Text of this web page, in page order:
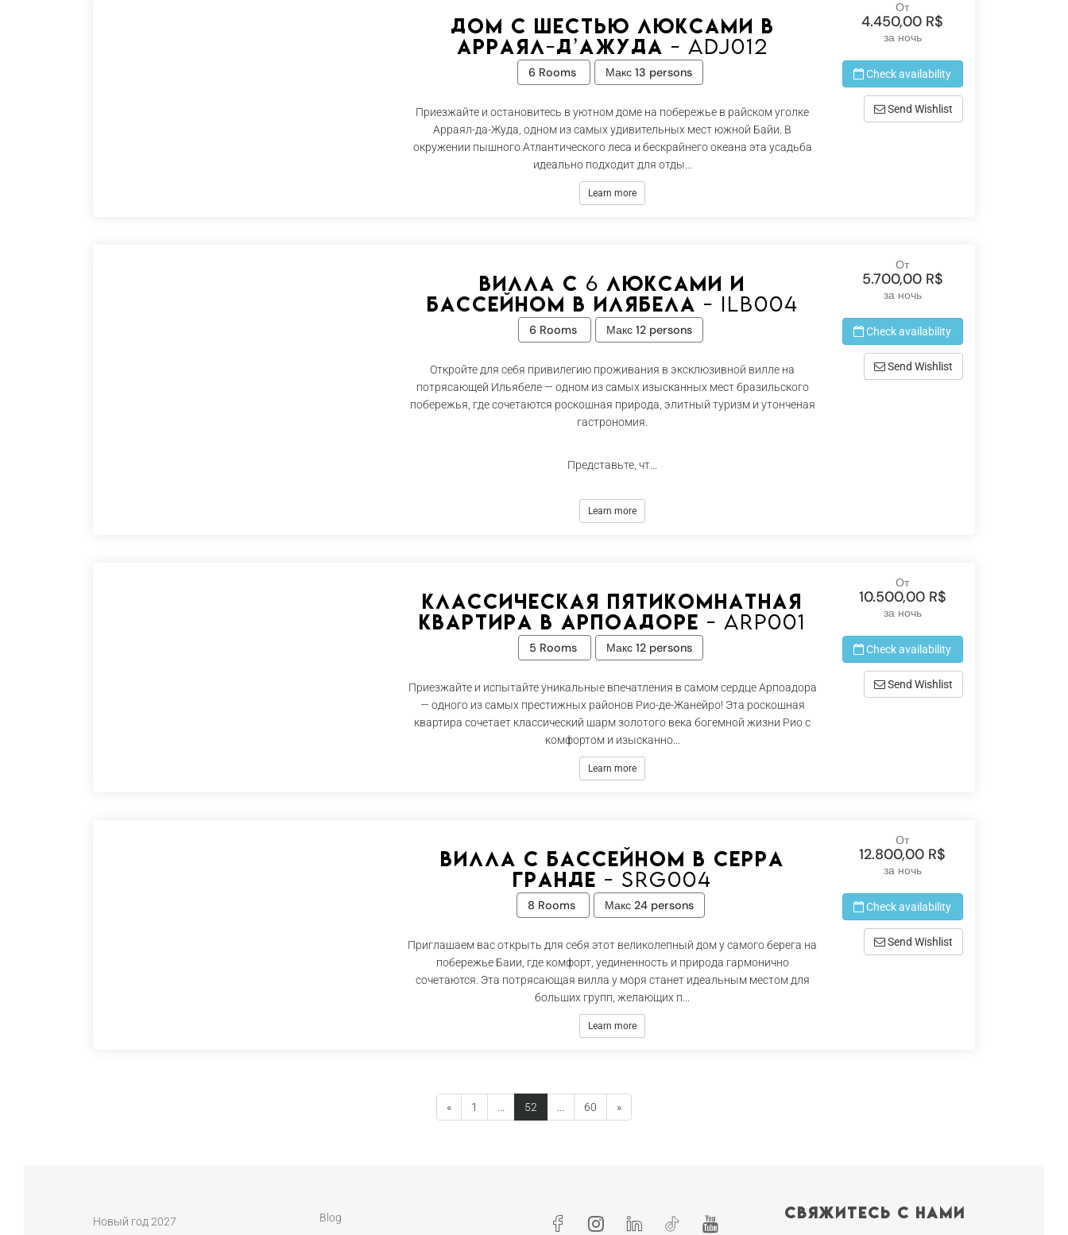
Дом с шестью люксами в
Арраял-д’Ажуда - Adj012
6 Rooms Макс 13 persons
Приезжайте и остановитесь в уютном доме на побережье в райском уголке
Арраял-да-Жуда, одном из самых удивительных мест южной Байи. В
окружении пышного Атлантического леса и бескрайнего океана эта усадьба
идеально подходит для отды...
Learn more
От
4.450,00 R$
за ночь
Check availability
Send Wishlist
Вилла с 6 люксами и
бассейном в Илябела - Ilb004
6 Rooms Макс 12 persons
Откройте для себя привилегию проживания в эксклюзивной вилле на
потрясающей Ильябеле — одном из самых изысканных мест бразильского
побережья, где сочетаются роскошная природа, элитный туризм и утонченая
гастрономия.
Представьте, чт...
Learn more
От
5.700,00 R$
за ночь
Check availability
Send Wishlist
Классическая пятикомнатная
квартира в Арпоадоре - Arp001
5 Rooms Макс 12 persons
Приезжайте и испытайте уникальные впечатления в самом сердце Арпоадора
— одного из самых престижных районов Рио-де-Жанейро! Эта роскошная
квартира сочетает классический шарм золотого века богемной жизни Рио с
комфортом и изысканно...
Learn more
От
10.500,00 R$
за ночь
Check availability
Send Wishlist
Вилла с бассейном в Серра
Гранде - Srg004
8 Rooms Макс 24 persons
Приглашаем вас открыть для себя этот великолепный дом у самого берега на
побережье Баии, где комфорт, уединенность и природа гармонично
сочетаются. Эта потрясающая вилла у моря станет идеальным местом для
больших групп, желающих п...
Learn more
От
12.800,00 R$
за ночь
Check availability
Send Wishlist
« 1 52 60 »
Новый год 2027 Blog Свяжитесь с нами